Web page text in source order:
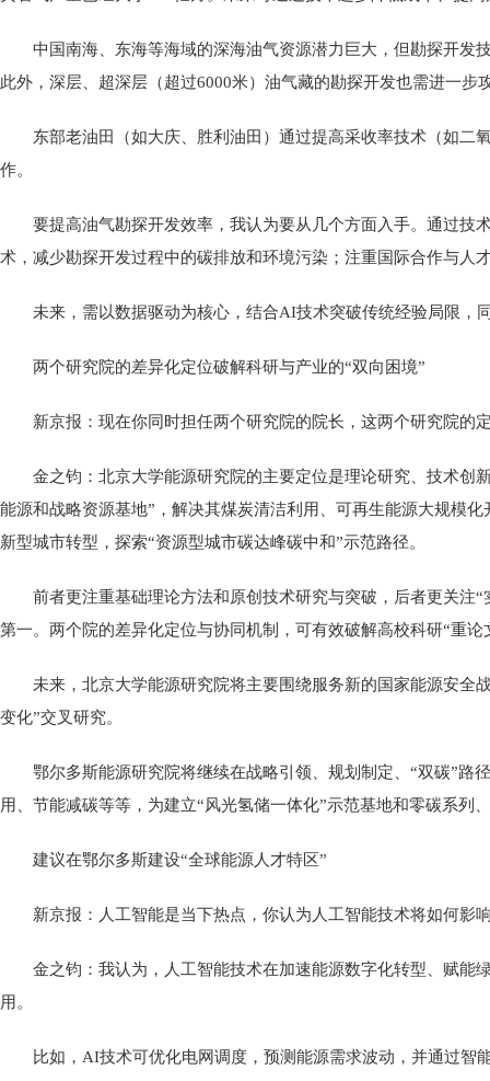
中国南海、东海等海域的深海油气资源潜力巨大，但勘探开发
此外，深层、超深层（超过6000米）油气藏的勘探开发也需进一步
东部老油田（如大庆、胜利油田）通过提高采收率技术（如二
作。
要提高油气勘探开发效率，我认为要从几个方面入手。通过技
术，减少勘探开发过程中的碳排放和环境污染；注重国际合作与人
未来，需以数据驱动为核心，结合AI技术突破传统经验局限，
两个研究院的差异化定位破解科研与产业的“双向困境”
新京报：现在你同时担任两个研究院的院长，这两个研究院的
金之钧：北京大学能源研究院的主要定位是理论研究、技术创
能源和战略资源基地”，解决其煤炭清洁利用、可再生能源大规模
新型城市转型，探索“资源型城市碳达峰碳中和”示范路径。
前者更注重基础理论方法和原创技术研究与突破，后者更关注
第一。两个院的差异化定位与协同机制，可有效破解高校科研“重
未来，北京大学能源研究院将主要围绕服务新的国家能源安全
变化”交叉研究。
鄂尔多斯能源研究院将继续在战略引领、规划制定、“双碳”
用、节能减碳等等，为建立“风光氢储一体化”示范基地和零碳系列
建议在鄂尔多斯建设“全球能源人才特区”
新京报：人工智能是当下热点，你认为人工智能技术将如何影
金之钧：我认为，人工智能技术在加速能源数字化转型、赋能
用。
比如，AI技术可优化电网调度，预测能源需求波动，并通过